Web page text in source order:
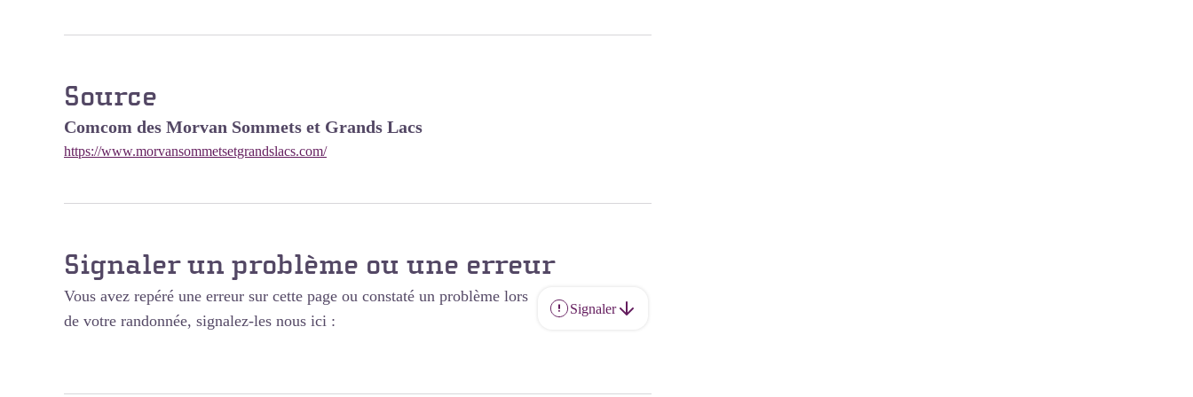
Source
Comcom des Morvan Sommets et Grands Lacs
https://www.morvansommetsetgrandslacs.com/
Signaler un problème ou une erreur
Vous avez repéré une erreur sur cette page ou constaté un problème lors
de votre randonnée, signalez-les nous ici :
Signaler